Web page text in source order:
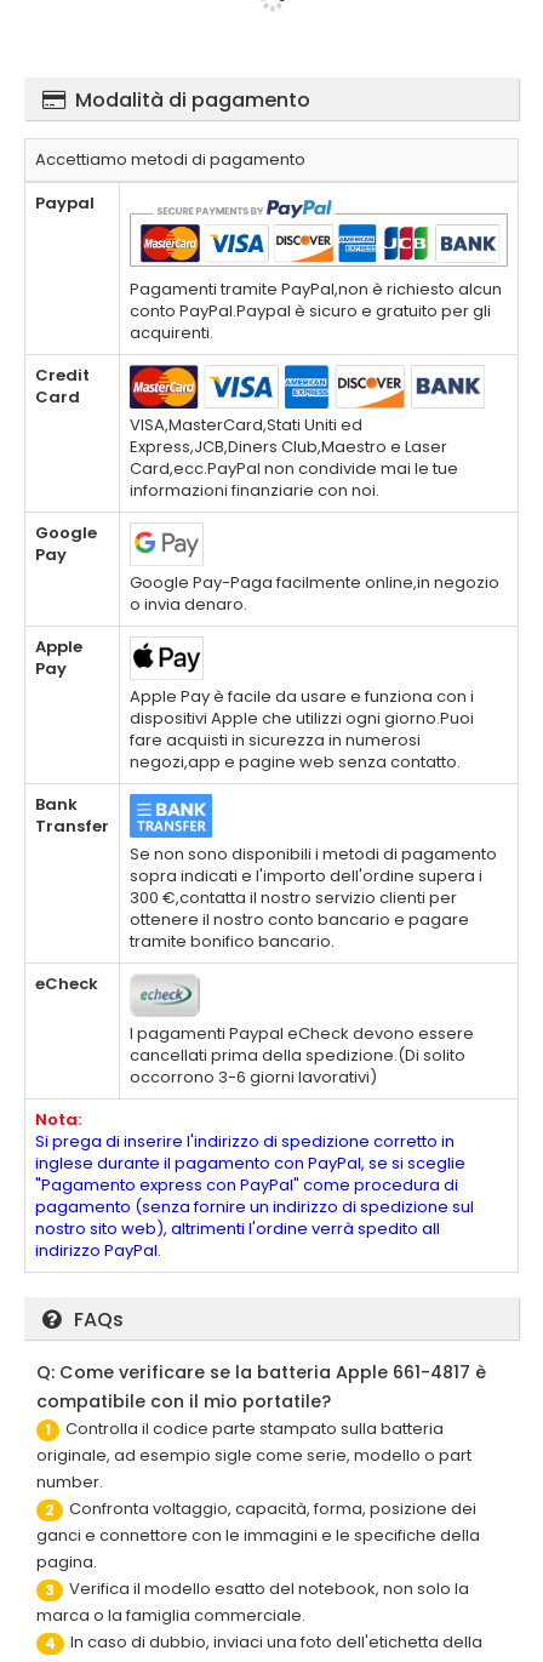
Modalità di pagamento
Accettiamo metodi di pagamento
Paypal
Pagamenti tramite PayPal,non è richiesto alcun
conto PayPal.Paypal è sicuro e gratuito per gli
acquirenti.
Credit
Card
VISA,MasterCard,Stati Uniti ed
Express,JCB,Diners Club,Maestro e Laser
Card,ecc.PayPal non condivide mai le tue
informazioni finanziarie con noi.
Google
Pay
Google Pay-Paga facilmente online,in negozio
o invia denaro.
Apple
Pay
Apple Pay è facile da usare e funziona con i
dispositivi Apple che utilizzi ogni giorno.Puoi
fare acquisti in sicurezza in numerosi
negozi,app e pagine web senza contatto.
Bank
Transfer
Se non sono disponibili i metodi di pagamento
sopra indicati e l'importo dell'ordine supera i
300 €,contatta il nostro servizio clienti per
ottenere il nostro conto bancario e pagare
tramite bonifico bancario.
eCheck
I pagamenti Paypal eCheck devono essere
cancellati prima della spedizione.(Di solito
occorrono 3-6 giorni lavorativi)
Nota:
Si prega di inserire l'indirizzo di spedizione corretto in
inglese durante il pagamento con PayPal, se si sceglie
"Pagamento express con PayPal" come procedura di
pagamento (senza fornire un indirizzo di spedizione sul
nostro sito web), altrimenti l'ordine verrà spedito all
indirizzo PayPal.
FAQs
Q: Come verificare se la batteria Apple 661-4817 è
compatibile con il mio portatile?
1
Controlla il codice parte stampato sulla batteria
originale, ad esempio sigle come serie, modello o part
number.
2
Confronta voltaggio, capacità, forma, posizione dei
ganci e connettore con le immagini e le specifiche della
pagina.
3
Verifica il modello esatto del notebook, non solo la
marca o la famiglia commerciale.
4
In caso di dubbio, inviaci una foto dell'etichetta della